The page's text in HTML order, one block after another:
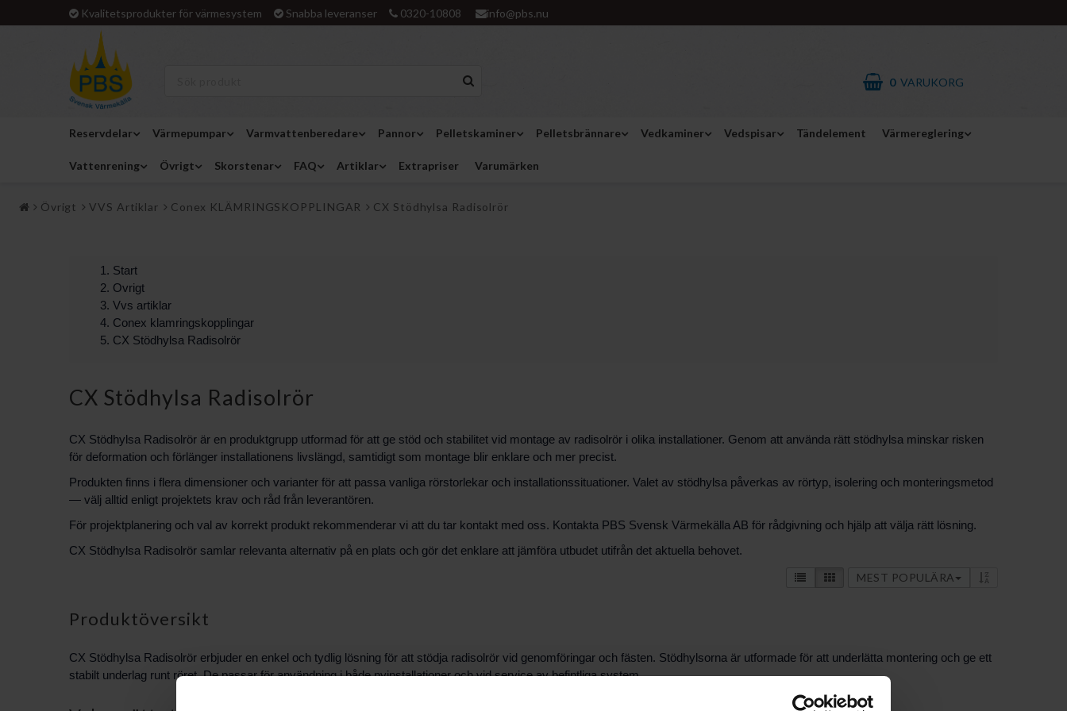
Kvalitetsprodukter för värmesystem Snabba leveranser 0320-10808 info@pbs.nu
0 VARUKORG
Reservdelar Värmepumpar Varmvattenberedare Pannor Pelletskaminer Pelletsbrännare Vedkaminer Vedspisar Tändelement Värmereglering
Vattenrening Övrigt Skorstenar FAQ Artiklar Extrapriser Varumärken
Övrigt VVS Artiklar Conex KLÄMRINGSKOPPLINGAR CX Stödhylsa Radisolrör
Start
Ovrigt
Vvs artiklar
Conex klamringskopplingar
CX Stödhylsa Radisolrör
CX Stödhylsa Radisolrör
CX Stödhylsa Radisolrör är en produktgrupp utformad för att ge stöd och stabilitet vid montage av radisolrör i olika installationer. Genom att använda rätt stödhylsa minskar risken
för deformation och förlänger installationens livslängd, samtidigt som montage blir enklare och mer precist.
Produkten finns i flera dimensioner och varianter för att passa vanliga rörstorlekar och installationssituationer. Valet av stödhylsa påverkas av rörtyp, isolering och monteringsmetod
— välj alltid enligt projektets krav och råd från leverantören.
För projektplanering och val av korrekt produkt rekommenderar vi att du tar kontakt med oss. Kontakta PBS Svensk Värmekälla AB för rådgivning och hjälp att välja rätt lösning.
CX Stödhylsa Radisolrör samlar relevanta alternativ på en plats och gör det enklare att jämföra utbudet utifrån det aktuella behovet.
MEST POPULÄRA
Produktöversikt
CX Stödhylsa Radisolrör erbjuder en enkel och tydlig lösning för att stödja radisolrör vid genomföringar och fästen. Stödhylsorna är utformade för att underlätta montering och ge ett
stabilt underlag runt röret. De passar för användning i både nyinstallationer och vid service av befintliga system.